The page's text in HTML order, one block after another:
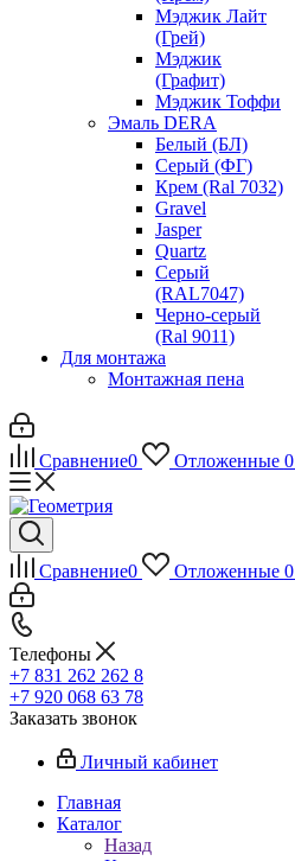
Мэджик Лайт
(Грей)
Мэджик
(Графит)
Мэджик Тоффи
Эмаль DERA
Белый (БЛ)
Серый (ФГ)
Крем (Ral 7032)
Gravel
Jasper
Quartz
Серый
(RAL7047)
Черно-серый
(Ral 9011)
Для монтажа
Монтажная пена
Сравнение0 Отложенные 0
Сравнение0 Отложенные 0
Телефоны
+7 831 262 262 8
+7 920 068 63 78
Заказать звонок
Личный кабинет
Главная
Каталог
Назад